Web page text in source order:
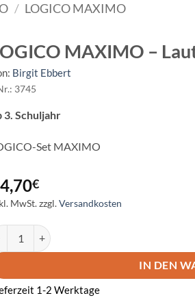
/ LOGICO MAXIMO
MAXIMO –
Birgit Ebbert
3745
€
MwSt.zzgl.Versandkosten
3. Schuljahr
Set MAXIMO
MAXIMO - Lauter Lesestrategien Menge
IN DEN
1-2 Werktage